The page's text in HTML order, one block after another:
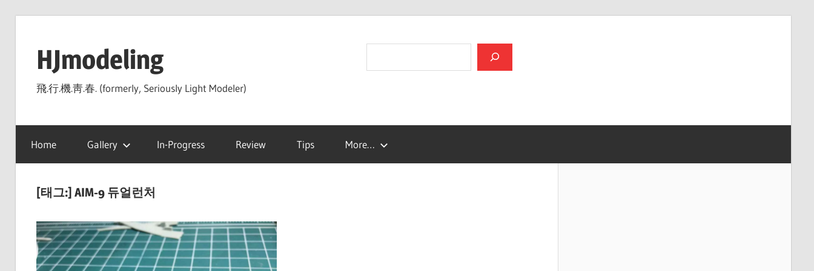
contentHJmodeling
飛.行.機.靑.春. (formerly, Seriously Light Modeler)
Home Gallery In-Progress Review Tips More…
[태그:] AIM-9 듀얼런처